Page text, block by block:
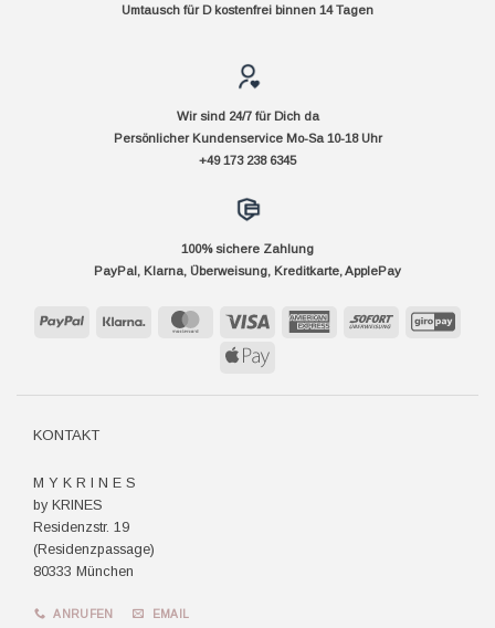
Umtausch für D kostenfrei binnen 14 Tagen
Wir sind 24/7 für Dich da
Persönlicher Kundenservice Mo-Sa 10-18 Uhr
+49 173 238 6345
100% sichere Zahlung
PayPal, Klarna, Überweisung, Kreditkarte, ApplePay
PayPal Klarna MasterCard Visa
AmericanSofort
Apple
KONTAKT
M Y K R I N E S
by KRINES
Residenzstr. 19
(Residenzpassage)
80333 München
ANRUFEN EMAIL